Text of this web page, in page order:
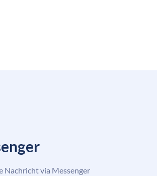
Nachricht via Messenger